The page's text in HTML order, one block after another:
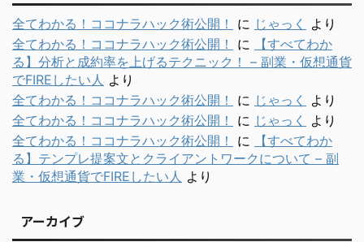
全てわかる！ココナラハック術公開！ に じゃっく
より
全てわかる！ココナラハック術公開！
に
【すべてわか
る】分析と成約率を上げるテクニック！ – 副業・仮想通貨
でFIREしたい人 より
全てわかる！ココナラハック術公開！
に じゃっく
より
全てわかる！ココナラハック術公開！
に じゃっく
より
全てわかる！ココナラハック術公開！
に
【すべてわか
る】テンプレ提案文とクライアントワークについて – 副
業・仮想通貨でFIREしたい人 より
アーカイブ